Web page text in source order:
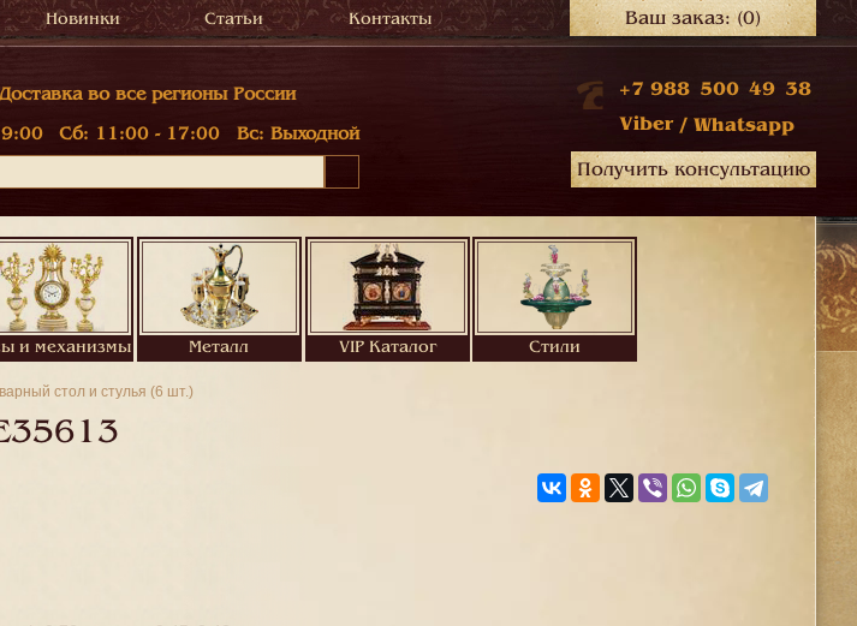
Новинки Статьи Контакты Ваш заказ:(0)
Доставка во все регионы России
Сб: 11:00 - 17:00 Вс: Выходной
+7 988 500 49 38
Viber / Whatsapp
Получить консультацию
и механизмы Металл VIP Каталог Стили
стол и стулья (6 шт.)